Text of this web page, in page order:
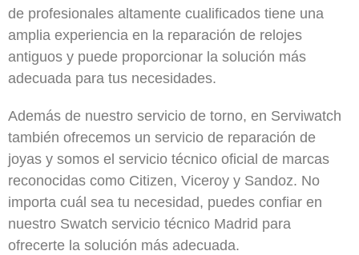
de profesionales altamente cualificados tiene una
amplia experiencia en la reparación de relojes
antiguos y puede proporcionar la solución más
adecuada para tus necesidades.
Además de nuestro servicio de torno, en Serviwatch
también ofrecemos un servicio de reparación de
joyas y somos el servicio técnico oficial de marcas
reconocidas como Citizen, Viceroy y Sandoz. No
importa cuál sea tu necesidad, puedes confiar en
nuestro Swatch servicio técnico Madrid para
ofrecerte la solución más adecuada.